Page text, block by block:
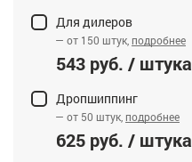
Для дилеров
— от 150 штук, подробнее
543 руб. / штука
Дропшиппинг
— от 50 штук, подробнее
625 руб. / штука